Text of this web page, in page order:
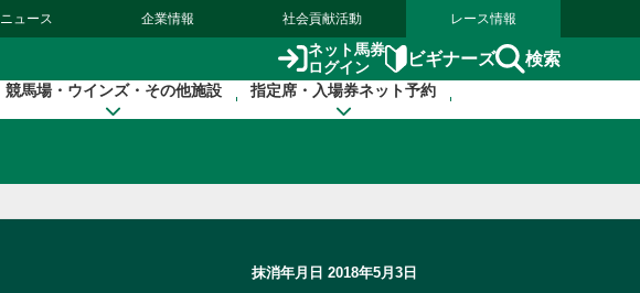
ニュース 企業情報 社会貢献活動 レース情報
ネット馬券
ログイン
ビギナーズ 検索
競馬場・ウインズ・その他施設 指定席・入場券ネット予約
抹消年月日 2018年5月3日